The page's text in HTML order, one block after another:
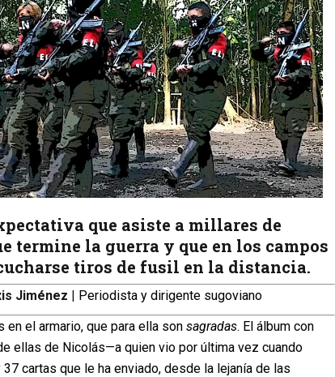
que asiste a millares de
termine la guerra y que en los campos
tiros de fusil en la distancia.
Jiménez | Periodista y dirigente sugoviano
en el armario, que para ella son sagradas. El álbum con
ellas de Nicolás—a quien vio por última vez cuando
cartas que le ha enviado, desde la lejanía de las